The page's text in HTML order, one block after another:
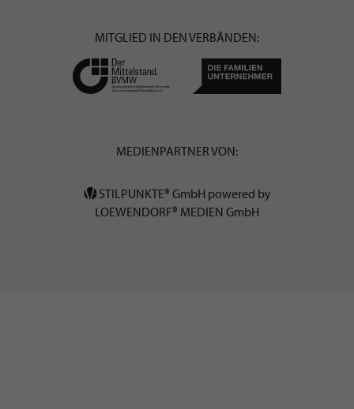
MITGLIED IN DEN VERBÄNDEN:
MEDIENPARTNER VON:
STILPUNKTE® GmbH powered by
LOEWENDORF® MEDIEN GmbH